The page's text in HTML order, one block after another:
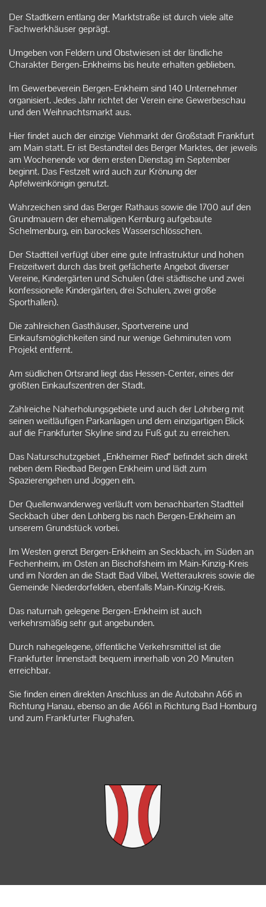
Der Stadtkern entlang der Marktstraße ist durch viele alte
Fachwerkhäuser geprägt.
Umgeben von Feldern und Obstwiesen ist der ländliche
Charakter Bergen-Enkheims bis heute erhalten geblieben.
Im Gewerbeverein Bergen-Enkheim sind 140 Unternehmer
organisiert. Jedes Jahr richtet der Verein eine Gewerbeschau
und den Weihnachtsmarkt aus.
Hier findet auch der einzige Viehmarkt der Großstadt Frankfurt
am Main statt. Er ist Bestandteil des Berger Marktes, der jeweils
am Wochenende vor dem ersten Dienstag im September
beginnt. Das Festzelt wird auch zur Krönung der
Apfelweinkönigin genutzt.
Wahrzeichen sind das Berger Rathaus sowie die 1700 auf den
Grundmauern der ehemaligen Kernburg aufgebaute
Schelmenburg, ein barockes Wasserschlösschen.
Der Stadtteil verfügt über eine gute Infrastruktur und hohen
Freizeitwert durch das breit gefächerte Angebot diverser
Vereine, Kindergärten und Schulen (drei städtische und zwei
konfessionelle Kindergärten, drei Schulen, zwei große
Sporthallen).
Die zahlreichen Gasthäuser, Sportvereine und
Einkaufsmöglichkeiten sind nur wenige Gehminuten vom
Projekt entfernt.
Am südlichen Ortsrand liegt das Hessen-Center, eines der
größten Einkaufszentren der Stadt.
Zahlreiche Naherholungsgebiete und auch der Lohrberg mit
seinen weitläufigen Parkanlagen und dem einzigartigen Blick
auf die Frankfurter Skyline sind zu Fuß gut zu erreichen.
Das Naturschutzgebiet „Enkheimer Ried“ befindet sich direkt
neben dem Riedbad Bergen Enkheim und lädt zum
Spazierengehen und Joggen ein.
Der Quellenwanderweg verläuft vom benachbarten Stadtteil
Seckbach über den Lohberg bis nach Bergen-Enkheim an
unserem Grundstück vorbei.
Im Westen grenzt Bergen-Enkheim an Seckbach, im Süden an
Fechenheim, im Osten an Bischofsheim im Main-Kinzig-Kreis
und im Norden an die Stadt Bad Vilbel, Wetteraukreis sowie die
Gemeinde Niederdorfelden, ebenfalls Main-Kinzig-Kreis.
Das naturnah gelegene Bergen-Enkheim ist auch
verkehrsmäßig sehr gut angebunden.
Durch nahegelegene, öffentliche Verkehrsmittel ist die
Frankfurter Innenstadt bequem innerhalb von 20 Minuten
erreichbar.
Sie finden einen direkten Anschluss an die Autobahn A66 in
Richtung Hanau, ebenso an die A661 in Richtung Bad Homburg
und zum Frankfurter Flughafen.